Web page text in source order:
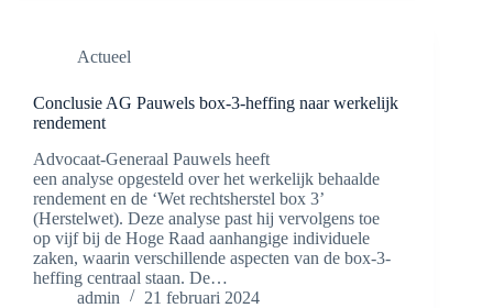
Actueel
Conclusie AG Pauwels box-3-heffing naar werkelijk
rendement
Advocaat-Generaal Pauwels heeft
een analyse opgesteld over het werkelijk behaalde
rendement en de ‘Wet rechtsherstel box 3’
(Herstelwet). Deze analyse past hij vervolgens toe
op vijf bij de Hoge Raad aanhangige individuele
zaken, waarin verschillende aspecten van de box-3-
heffing centraal staan. De…
admin
21 februari 2024